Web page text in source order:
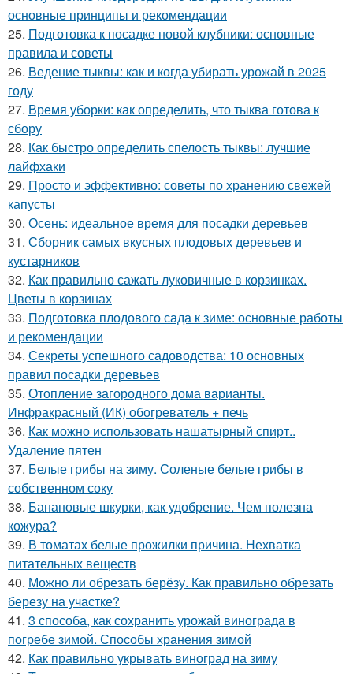
основные принципы и рекомендации
25. Подготовка к посадке новой клубники: основные
правила и советы
26. Ведение тыквы: как и когда убирать урожай в 2025
году
27. Время уборки: как определить, что тыква готова к
сбору
28. Как быстро определить спелость тыквы: лучшие
лайфхаки
29. Просто и эффективно: советы по хранению свежей
капусты
30. Осень: идеальное время для посадки деревьев
31. Сборник самых вкусных плодовых деревьев и
кустарников
32. Как правильно сажать луковичные в корзинках.
Цветы в корзинах
33. Подготовка плодового сада к зиме: основные работы
и рекомендации
34. Секреты успешного садоводства: 10 основных
правил посадки деревьев
35. Отопление загородного дома варианты.
Инфракрасный (ИК) обогреватель + печь
36. Как можно использовать нашатырный спирт..
Удаление пятен
37. Белые грибы на зиму. Соленые белые грибы в
собственном соку
38. Банановые шкурки, как удобрение. Чем полезна
кожура?
39. В томатах белые прожилки причина. Нехватка
питательных веществ
40. Можно ли обрезать берёзу. Как правильно обрезать
березу на участке?
41. 3 способа, как сохранить урожай винограда в
погребе зимой. Способы хранения зимой
42. Как правильно укрывать виноград на зиму